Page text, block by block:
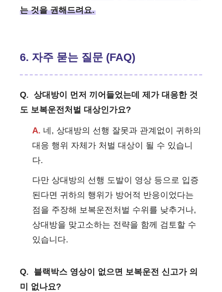
는 것을 권해드려요.
6. 자주 묻는 질문 (FAQ)
Q. 상대방이 먼저 끼어들었는데 제가 대응한 것
도 보복운전처벌 대상인가요?
A. 네, 상대방의 선행 잘못과 관계없이 귀하의
대응 행위 자체가 처벌 대상이 될 수 있습니
다.
다만 상대방의 선행 도발이 영상 등으로 입증
된다면 귀하의 행위가 방어적 반응이었다는
점을 주장해 보복운전처벌 수위를 낮추거나,
상대방을 맞고소하는 전략을 함께 검토할 수
있습니다.
Q.
블랙박스 영상이 없으면 보복운전 신고가 의
미 없나요?